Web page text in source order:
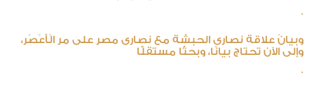
.
وبيانُ علاقة نصارى الحبشة مع نصارى مصر على مر الْأَعْصُر،
وإلى الآن تحتاج بيانًا، وبحثًا مستقلًّا
.